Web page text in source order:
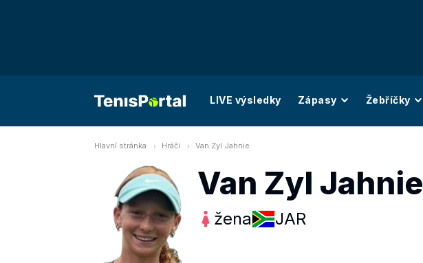
LIVE výsledky Zápasy Žebříčky
Hlavní stránka Hráči Van Zyl Jahnie
Van Zyl Jahnie
žena JAR